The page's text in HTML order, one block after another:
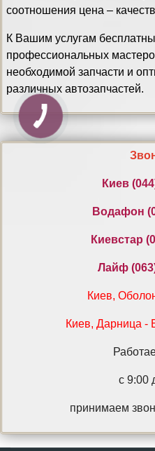
соотношения цена –
К Вашим услугам
профессиональных
необходимой запчасти и
различных автозапчастей.
Киев
Водафон
Киевстар
Лайф
Киев,
Киев, Дарница -
с 9:00
принимаем